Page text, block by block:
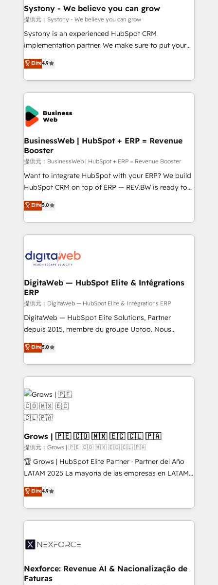
Station, Freshdesk, Intercom, and more. Custom
objects, automations, and integrations built for
growth. 🚀 AI-Driven GTM Orchestration Unify
HubSpot with LinkedIn, WhatsApp, email, paid
Agent Development Deploy AI agents for
prospecting, follow-ups, service triage, and
onboarding in weeks Growth-Track: Unlock
advanced optimization & adoption 📍 São Paulo, BR
Systony - We believe you can grow
提供元：Systony - We believe you can grow
Systony is an experienced HubSpot CRM
implementation partner. We make sure to put your
organization's needs and goals first and think along
with your organization. We are only satisfied once
you are too. Why Systony? - 20+ years of
experience with CRM, Marketing, Sales & Service
implementations - 500+ successful onboardings -
Own back-end developers - Complex data
migrations (e.g. Salesforce, MS Dynamics, Perfect
View, SuperOffice) - Custom integrations (e.g. MS
Business Central, Navision, AX, SAP, Exact, AFAS) We
focus on growing B2B companies in the SME sector
such as manufacturing, SaaS, business services and
wholesaler companies. As an experienced HubSpot
That's why we have developed a step-by-step
implementation process that focuses on user
strive for optimal customer processes and
experiences. Systony – We believe you can grow!
Elite4.9
BusinessWeb | HubSpot + ERP = Revenue
Booster
提供元：BusinessWeb | HubSpot + ERP = Revenue Booster
Want to integrate HubSpot with your ERP? We build
HubSpot CRM on top of ERP — REV.BW is ready to
use business model that you can for fast CRM start
in your organization. It's not brands that solve
challenges — it's people. Our Revenue Architects
work side-by-side with your team to turn your ERP
CRM actually drive revenue. We focus on
software companies that run ERP systems and need
a proven sales management layer, with pipeline
control, margin visibility, and reliable forecasting.
REV.BW is not another CRM implementation. It's a
ready-made model: data architecture, sales process,
from real experience, not experimentation. ✨
HubSpot Elite Partner, Top 16 globally ✨ 200+ CRM
✨ Trusted by Polish market leaders and Stock
Market companies
Elite5.0
DigitaWeb — HubSpot Elite & Intégrations
ERP
提供元：DigitaWeb — HubSpot Elite & Intégrations ERP
DigitaWeb — HubSpot Elite Solutions, Partner
depuis 2015, membre du groupe Uptoo. Nous
aidons les ETI et PME B2B à unifier Marketing,
Ventes et Service sur HubSpot grâce à la Revenue
Architecture : alignement des équipes, pipeline
prévisible, croissance mesurable. 🔌 Intégrations
complexes : ERP (Divalto, Sage X3, Cegid, Pennylane,
Dynamics..), VOIP (Aircall, Ringover, Modjo), Shopify,
Oneflow. 💻 Développements custom : CRM UI
Extensions (React), Serverless Node.js, Custom
Objects, thèmes HubL, agents IA & Breeze AI. 🎯
Secteurs : Industrie, Distribution B2B, SaaS, Services
B2B, Immobilier, Viticulture, Finance. 🚀 Nos livrables
: migration sécurisée, implémentation Marketing +
HubSpot temps réel, formation équipes. 🏆 +350
projets livrés. Accrédités HubSpot CRM
digitaweb.com
Elite5.0
Grows | 🇵🇪 🇨🇴 🇲🇽 🇪🇨 🇨🇱 🇵🇦
提供元：Grows | 🇵🇪 🇨🇴 🇲🇽 🇪🇨 🇨🇱 🇵🇦
🏆 Grows | HubSpot Elite Partner · Partner del Año
LATAM 2025 La mayoría de las empresas en LATAM
no tienen un problema de herramientas. Tienen un
problema de orden. Equipos desalineados, datos
dispersos y procesos que dependen de personas
clave — no de sistemas. Eso frena el crecimiento,
⚙️ Grows ordena los procesos comerciales, alinea
de forma que genera resultados reales desde las
primeras semanas — no meses. 🤝 No entregamos
Elite4.9
Nexforce: Revenue AI & Nacionalização de
Faturas